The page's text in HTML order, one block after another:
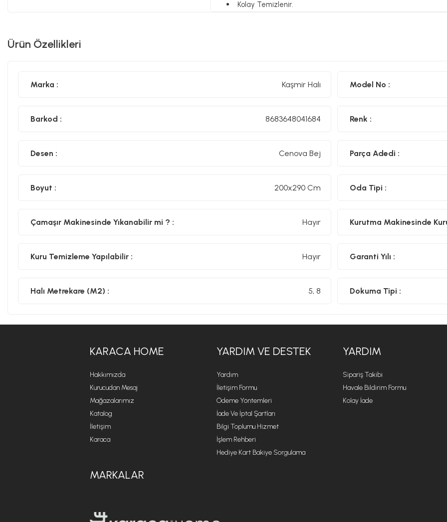
Kolay Temizlenir.
Ürün Özellikleri
Marka : Kaşmir Halı Model No :
Barkod : 8683648041684 Renk :
Desen : Cenova Bej Parça Adedi :
Boyut : 200x290 Cm Oda Tipi :
Çamaşır Makinesinde Yıkanabilir mi ? : Hayır Kurutma Makinesinde
Kuru Temizleme Yapılabilir : Hayır Garanti Yılı :
Halı Metrekare (M2) : 5, 8 Dokuma Tipi :
KARACA HOME
Hakkımızda
Kurucudan Mesaj
Mağazalarımız
Katalog
İletişim
Karaca
YARDIM VE DESTEK
Yardım
İletişim Formu
Ödeme Yöntemleri
İade Ve İptal Şartları
Bilgi Toplumu Hizmet
İşlem Rehberi
Hediye Kart Bakiye Sorgulama
YARDIM
Sipariş Takibi
Havale Bildirim Formu
Kolay İade
MARKALAR